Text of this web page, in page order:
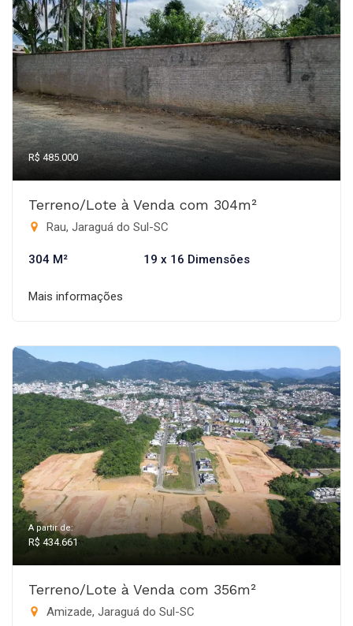
R$ 485.000
Terreno/Lote à Venda com 304m²
Rau, Jaraguá do Sul-SC
304 M² 19 x 16 Dimensões
Mais informações
A partir de:
R$ 434.661
Terreno/Lote à Venda com 356m²
Amizade, Jaraguá do Sul-SC